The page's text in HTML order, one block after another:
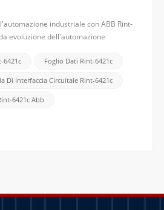
industriale con ABB Rint-
evoluzione dell'automazione
ABB, leader globale nelle tecnologie di
6421c Foglio Dati Rint-6421c
Di Interfaccia Circuitale Rint-6421c
6421c Abb